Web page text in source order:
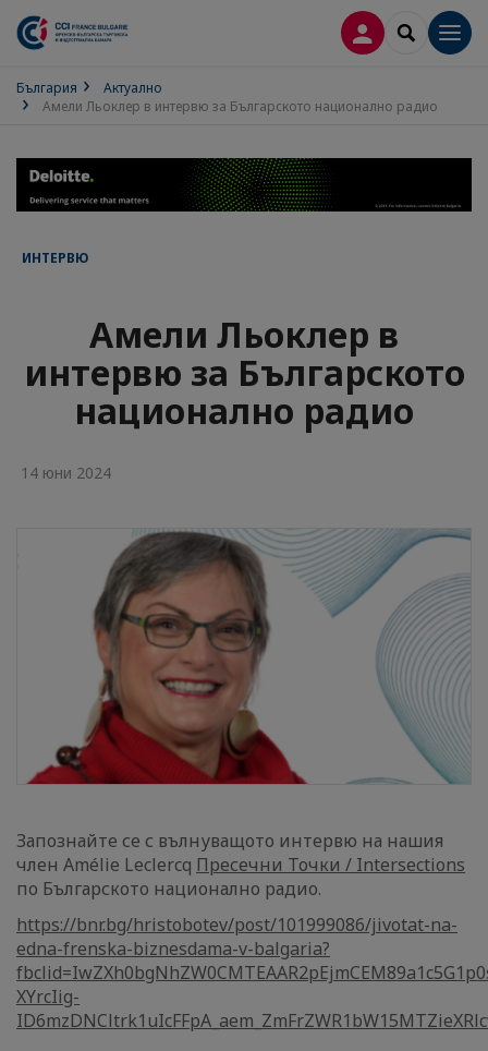
ВХОД ВSEARCH
България
Актуално
Амели Льоклер в интервю за Българското национално радио
ИНТЕРВЮ
Амели Льоклер в
интервю за Българското
национално радио
14 юни 2024
Запознайте се с вълнуващото интервю на нашия
член Amélie Leclercq Пресечни Точки / Intersections
по Българското национално радио.
https://bnr.bg/hristobotev/post/101999086/jivotat-na-
edna-frenska-biznesdama-v-balgaria?
XYrcIig-